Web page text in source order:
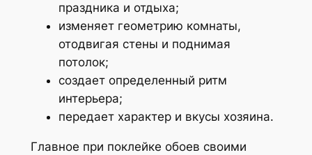
праздника и отдыха;
изменяет геометрию комнаты,
отодвигая стены и поднимая
потолок;
создает определенный ритм
интерьера;
передает характер и вкусы хозяина.
Главное при поклейке обоев своими